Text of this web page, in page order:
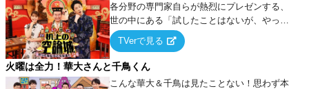
各分野の専門家自らが熱烈にプレゼンする、
世の中にある「試したことはないが、やって
みたらこうなる！…ハズ」という“机上の空
論”に若手芸人らがカラダを張って挑む！
TVerで見る
火曜は全力！華大さんと千鳥くん
こんな華大＆千鳥は見たことない！思わず本